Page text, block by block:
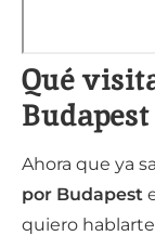
Qué
Ahora que ya
por Budapest
quiero